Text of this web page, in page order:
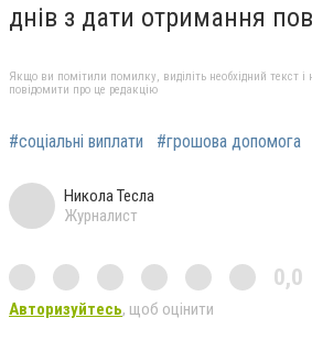
днів з дати отримання
Якщо ви помітили помилку, виділіть необхідний текст і
повідомити про це редакцію
#соціальні виплати #грошова допомога
Никола Тесла
Журналист
0,0
Авторизуйтесь, щоб оцінити